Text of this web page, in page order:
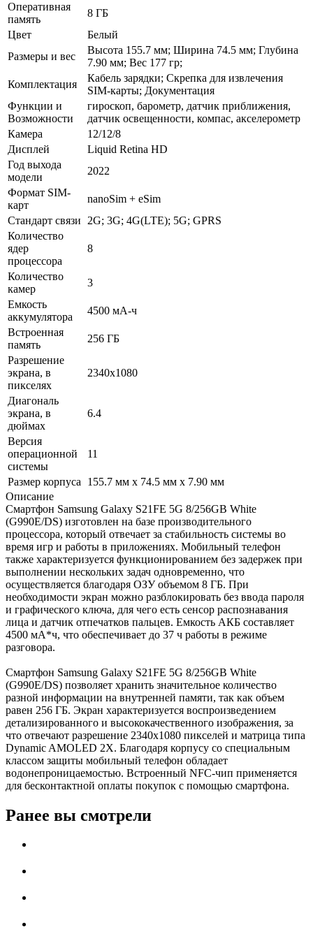
Оперативная
память
8 ГБ
Цвет
Белый
Размеры и вес
Высота 155.7 мм; Ширина 74.5 мм; Глубина
7.90 мм; Вес 177 гр;
Комплектация
Кабель зарядки; Скрепка для извлечения
SIM-карты; Документация
Функции и
Возможности
гироскоп, барометр, датчик приближения,
датчик освещенности, компас, акселерометр
Камера
12/12/8
Дисплей
Liquid Retina HD
Год выхода
модели
2022
Формат SIM-
карт
nanoSim + eSim
Стандарт связи
2G; 3G; 4G(LTE); 5G; GPRS
Количество
ядер
процессора
8
Количество
камер
3
Емкость
аккумулятора
4500 мА-ч
Встроенная
память
256 ГБ
Разрешение
экрана, в
пикселях
2340х1080
Диагональ
экрана, в
дюймах
6.4
Версия
операционной
системы
11
Размер корпуса
155.7 мм х 74.5 мм х 7.90 мм
Описание
Смартфон Samsung Galaxy S21FE 5G 8/256GB White
(G990E/DS) изготовлен на базе производительного
процессора, который отвечает за стабильность системы во
время игр и работы в приложениях. Мобильный телефон
также характеризуется функционированием без задержек при
выполнении нескольких задач одновременно, что
осуществляется благодаря ОЗУ объемом 8 ГБ. При
необходимости экран можно разблокировать без ввода пароля
и графического ключа, для чего есть сенсор распознавания
лица и датчик отпечатков пальцев. Емкость АКБ составляет
4500 мА*ч, что обеспечивает до 37 ч работы в режиме
разговора.
Смартфон Samsung Galaxy S21FE 5G 8/256GB White
(G990E/DS) позволяет хранить значительное количество
разной информации на внутренней памяти, так как объем
равен 256 ГБ. Экран характеризуется воспроизведением
детализированного и высококачественного изображения, за
что отвечают разрешение 2340x1080 пикселей и матрица типа
Dynamic AMOLED 2X. Благодаря корпусу со специальным
классом защиты мобильный телефон обладает
водонепроницаемостью. Встроенный NFC-чип применяется
для бесконтактной оплаты покупок с помощью смартфона.
Ранее вы смотрели